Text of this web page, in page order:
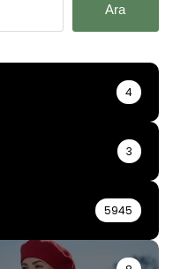
Ara
4
3
5945